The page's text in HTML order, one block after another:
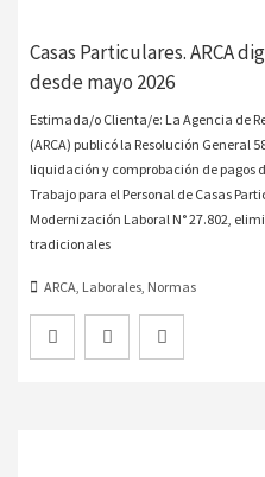
Casas Particulares. ARCA
desde mayo 2026
Estimada/o Clienta/e: La Agencia de
(ARCA) publicó la Resolución General
liquidación y comprobación de pagos
Trabajo para el Personal de Casas
Modernización Laboral N° 27.802,
tradicionales
ARCA, Laborales, Normas